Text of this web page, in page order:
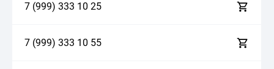
7 (999) 333 10 25
7 (999) 333 10 55